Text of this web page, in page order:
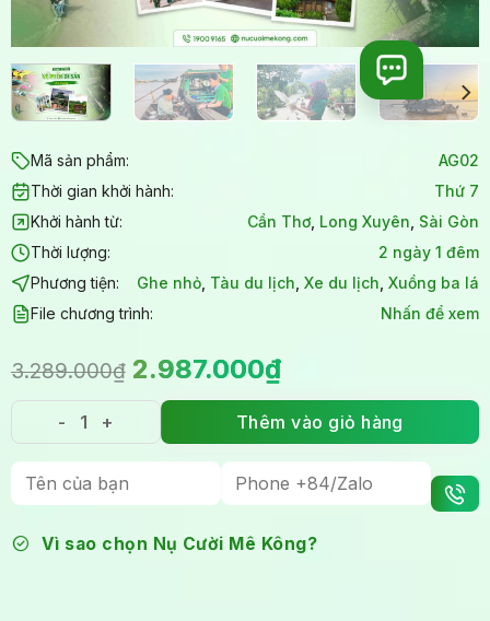
Mã sản phẩm:
AG02
Thời gian khởi hành:
Thứ 7
Khởi hành từ:
Cần Thơ Long Xuyên Sài Gòn
Thời lượng:
2 ngày 1 đêm
Phương tiện:
Ghe nhỏ Tàu du lịch ,Xe du lịch ,Xuồng ba lá
File chương trình:
Nhấn để xem
3.289.000₫
Giá
gốc
3.289.000₫.
2.987.000₫
Giá
hiện
là:
2.987.000₫.
Tour An Giang 2 ngày 1 đêm - Về Miền Di Sản số
Thêm vào giỏ hàng
Vì sao chọn Nụ Cười Mê Kông?